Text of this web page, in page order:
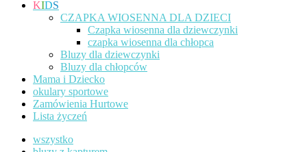
KIDS
CZAPKA WIOSENNA DLA DZIECI
Czapka wiosenna dla dziewczynki
czapka wiosenna dla chłopca
Bluzy dla dziewczynki
Bluzy dla chłopców
Mama i Dziecko
okulary sportowe
Zamówienia Hurtowe
Lista życzeń
wszystko